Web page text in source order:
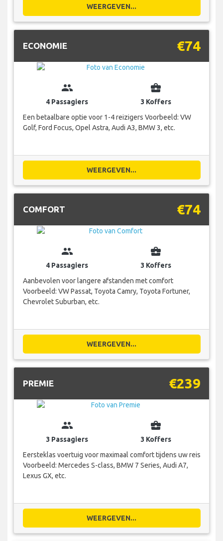
WEERGEVEN...
ECONOMIE €74
group
4 Passagiers
business_center
3 Koffers
Een betaalbare optie voor 1-4 reizigers Voorbeeld: VW
Golf, Ford Focus, Opel Astra, Audi A3, BMW 3, etc.
WEERGEVEN...
COMFORT €74
group
4 Passagiers
business_center
3 Koffers
Aanbevolen voor langere afstanden met comfort
Voorbeeld: VW Passat, Toyota Camry, Toyota Fortuner,
Chevrolet Suburban, etc.
WEERGEVEN...
PREMIE €239
group
3 Passagiers
business_center
3 Koffers
Eersteklas voertuig voor maximaal comfort tijdens uw reis
Voorbeeld: Mercedes S-class, BMW 7 Series, Audi A7,
Lexus GX, etc.
WEERGEVEN...